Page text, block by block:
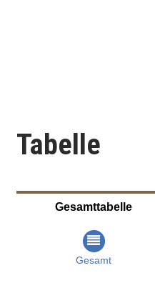
Tabelle
Gesamttabelle
Gesamt